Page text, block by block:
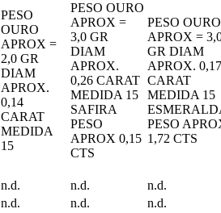
PESO
OURO
APROX =
2,0 GR
DIAM
APROX.
0,14
CARAT
MEDIDA
15
PESO OURO
APROX =
3,0 GR
DIAM
APROX.
0,26 CARAT
MEDIDA 15
SAFIRA
PESO
APROX 0,15
CTS
PESO OURO
APROX =
GR DIAM
APROX. 0,17
CARAT
MEDIDA 15
PESO
1,72 CTS
n.d. n.d.
n.d.
n.d. n.d.
n.d.